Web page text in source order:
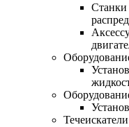
Станки
Течеискатели